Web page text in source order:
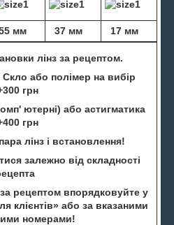
мм 37 мм 17 мм
лінз за рецептом.
або полімер на вибір
грн
ютерні) або астигматика
грн
лінз і встановлення!
залежно від складності
рецептом впорядковуйте у
клієнтів» або за вказаними
номерами!